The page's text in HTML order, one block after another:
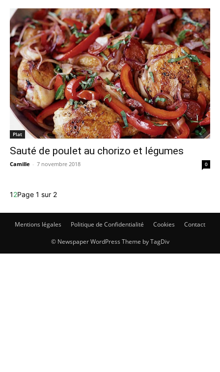
Plat
Sauté de poulet au chorizo et légumes
Camille - 7 novembre 2018 0
12Page 1 sur 2
Mentions légales Politique de Confidentialité Cookies Contact
© Newspaper WordPress Theme by TagDiv